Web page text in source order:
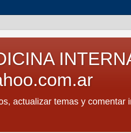
actualizar temas y